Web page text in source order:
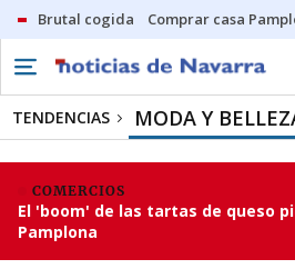
Brutal cogida Comprar casa
TENDENCIAS MODA Y
COMERCIOS
El 'boom' de las tartas de queso
Pamplona